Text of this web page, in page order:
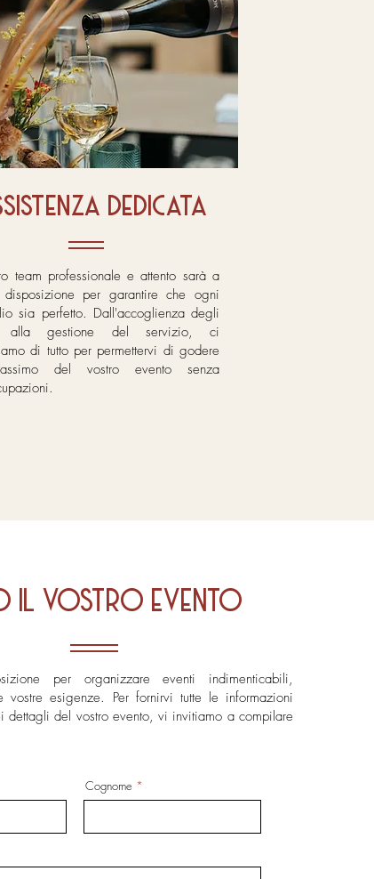
dedicata
team professionale e attento sarà a
disposizione per garantire che ogni
sia perfetto. Dall'accoglienza degli
alla gestione del servizio, ci
di tutto per permettervi di godere
del vostro evento senza
IL VOSTRO EVENTO
per organizzare eventi indimenticabili,
vostre esigenze. Per fornirvi tutte le informazioni
dettagli del vostro evento, vi invitiamo a compilare
Cognome